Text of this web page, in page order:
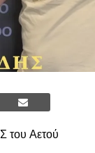
του Αετού